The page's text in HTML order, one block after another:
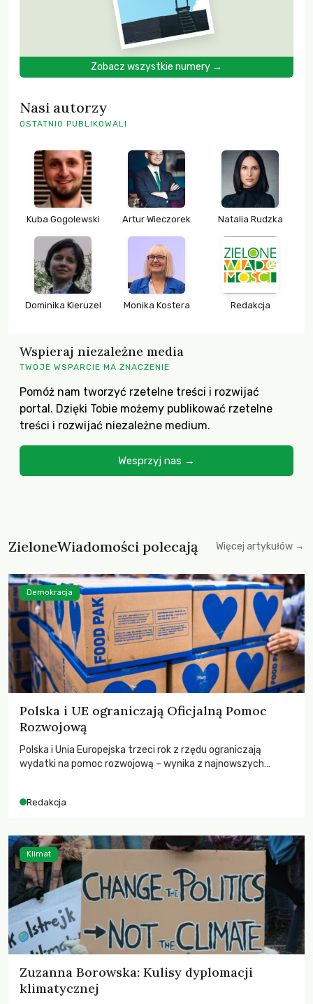
Zobacz wszystkie numery →
Nasi autorzy
OSTATNIO PUBLIKOWALI
Kuba Gogolewski Artur Wieczorek Natalia Rudzka
Dominika Kieruzel Monika Kostera Redakcja
Wspieraj niezależne media
TWOJE WSPARCIE MA ZNACZENIE
Pomóż nam tworzyć rzetelne treści i rozwijać
portal. Dzięki Tobie możemy publikować rzetelne
treści i rozwijać niezależne medium.
Wesprzyj nas →
ZieloneWiadomości polecają Więcej artykułów →
Polska i UE ograniczają Oficjalną Pomoc
Rozwojową
Polska i Unia Europejska trzeci rok z rzędu ograniczają
wydatki na pomoc rozwojową – wynika z najnowszych
odnotowano największe tąpnięcie ODA w historii. Jakie będą
kryzysami i ubóstwem?
Redakcja
Demokracja
Zuzanna Borowska: Kulisy dyplomacji
klimatycznej
Klimat